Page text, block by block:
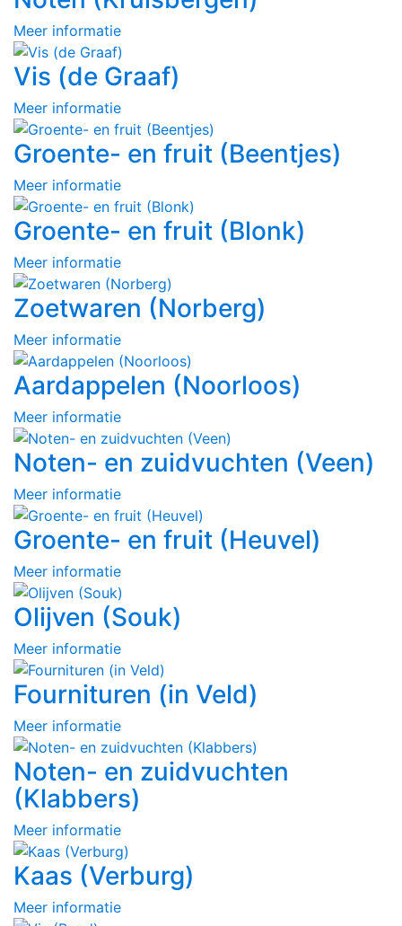
Meer informatie
Vis (de Graaf)
Meer informatie
Groente- en fruit (Beentjes)
Meer informatie
Groente- en fruit (Blonk)
Meer informatie
Zoetwaren (Norberg)
Meer informatie
Aardappelen (Noorloos)
Meer informatie
Noten- en zuidvuchten (Veen)
Meer informatie
Groente- en fruit (Heuvel)
Meer informatie
Olijven (Souk)
Meer informatie
Fournituren (in Veld)
Meer informatie
Noten- en zuidvuchten
(Klabbers)
Meer informatie
Kaas (Verburg)
Meer informatie